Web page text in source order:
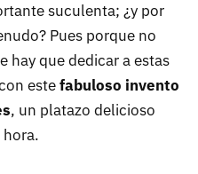
suculenta; ¿y por
Pues porque no
hay que dedicar a estas
estefabuloso invento
, un platazo delicioso